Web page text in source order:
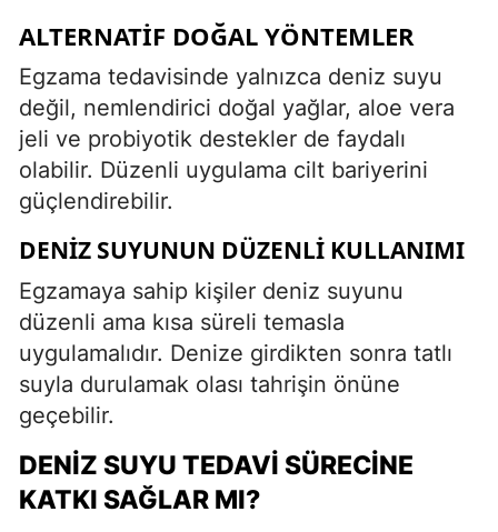
ALTERNATIF DOĞAL YÖNTEMLER
Egzama tedavisinde yalnızca deniz suyu
değil, nemlendirici doğal yağlar, aloe vera
jeli ve probiyotik destekler de faydalı
olabilir. Düzenli uygulama cilt bariyerini
güçlendirebilir.
DENIZ SUYUNUN DÜZENLI KULLANIMI
Egzamaya sahip kişiler deniz suyunu
düzenli ama kısa süreli temasla
uygulamalıdır. Denize girdikten sonra tatlı
suyla durulamak olası tahrişin önüne
geçebilir.
DENIZ SUYU TEDAVI SÜRECINE
KATKI SAĞLAR MI?